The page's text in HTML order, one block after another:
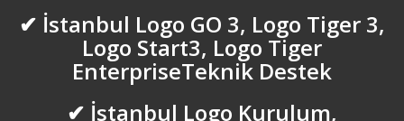
Burdur Logo Servisi
Bursa inegöl Logo Servisi
Bursa Logo Servisi
✔ İstanbul Logo GO 3, Logo Tiger 3,
Logo Start3, Logo Tiger
EnterpriseTeknik Destek
✔ İstanbul Logo Kurulum,